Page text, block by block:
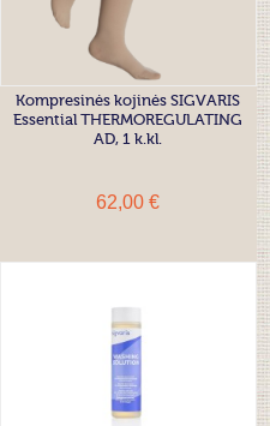
Kompresinės kojinės SIGVARIS
Essential THERMOREGULATING
AD, 1 k.kl.
62,00 €